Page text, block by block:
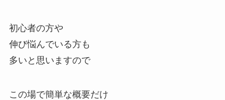
初心者の方や
伸び悩んでいる方も
多いと思いますので
この場で簡単な概要だけ